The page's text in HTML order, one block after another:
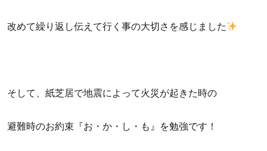
改めて繰り返し伝えて行く事の大切さを感じました
そして、紙芝居で地震によって火災が起きた時の
避難時のお約束『お・か・し・も』を勉強です！